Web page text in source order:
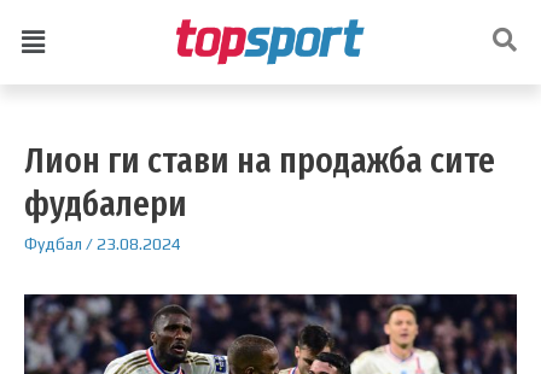
Лион ги стави на продажба сите
фудбалери
Фудбал /23.08.2024